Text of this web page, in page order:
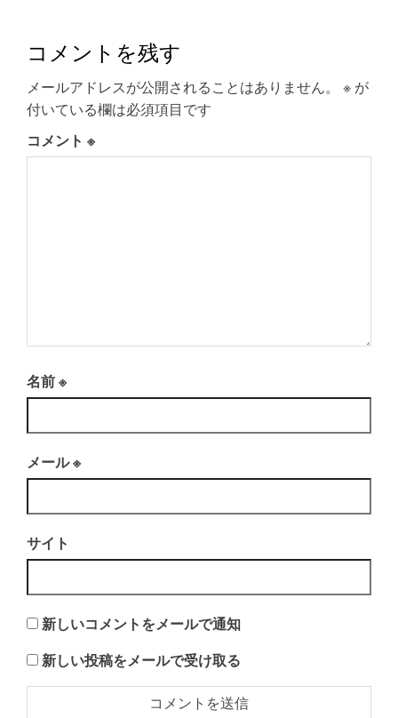
コメントを残す
メールアドレスが公開されることはありません。 ※ が
付いている欄は必須項目です
コメント ※
名前※
メール※
サイト
新しいコメントをメールで通知
新しい投稿をメールで受け取る